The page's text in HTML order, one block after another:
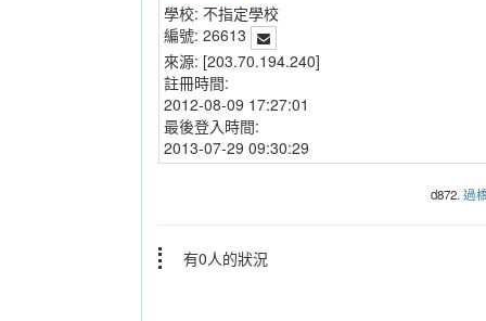
學校: 不指定學校
編號: 26613
來源: [203.70.194.240]
註冊時間:
2012-08-09 17:27:01
最後登入時間:
2013-07-29 09:30:29
d872. 過
有0人的狀況